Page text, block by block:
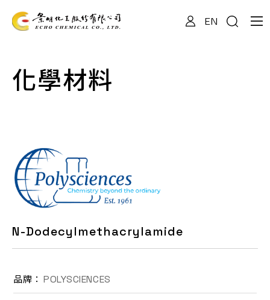
EN
化學材料
N-Dodecylmethacrylamide
品牌： POLYSCIENCES
關於我們
產品資訊
最新消息
檔案下載
聯絡我們